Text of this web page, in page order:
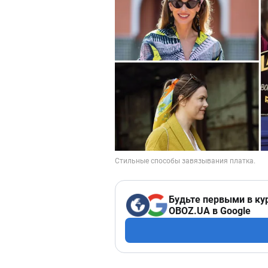
Будьте первыми в
OBOZ.UA в Google